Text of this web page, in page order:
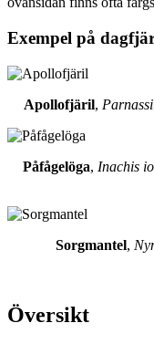
Exempel på
Apollofjäril,
Påfågelöga, Inachis io
Sorgmantel,
Översikt